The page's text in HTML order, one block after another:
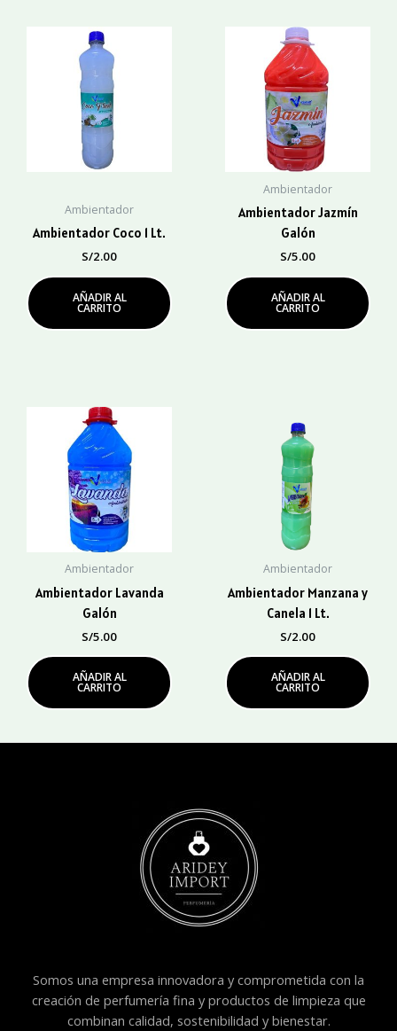
Ambientador
Ambientador Coco 1 Lt.
S/2.00
AÑADIR AL
CARRITO
Ambientador
Ambientador Jazmín
Galón
S/5.00
AÑADIR AL
CARRITO
Ambientador
Ambientador Lavanda
Galón
S/5.00
AÑADIR AL
CARRITO
Ambientador
Ambientador Manzana y
Canela 1 Lt.
S/2.00
AÑADIR AL
CARRITO
Somos una empresa innovadora y comprometida con la
creación de perfumería fina y productos de limpieza que
combinan calidad, sostenibilidad y bienestar.